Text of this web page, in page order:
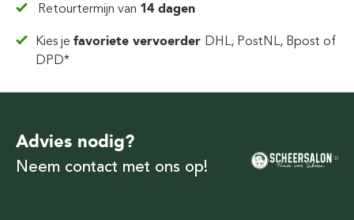
Retourtermijn van 14 dagen
Kies jefavoriete vervoerder DHL, PostNL, Bpost of
DPD*
Advies nodig?
Neem contact met ons op!